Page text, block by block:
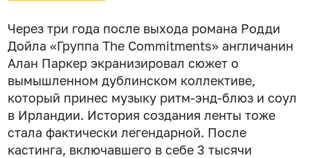
Через три года после выхода романа Родди
Дойла «Группа The Commitments» англичанин
Алан Паркер экранизировал сюжет о
вымышленном дублинском коллективе,
который принес музыку ритм-энд-блюз и соул
в Ирландии. История создания ленты тоже
стала фактически легендарной. После
кастинга, включавшего в себе 3 тысячи